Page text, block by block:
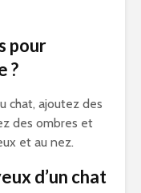
pour
?
chat, ajoutez des
des ombres et
et au nez.
d’un chat